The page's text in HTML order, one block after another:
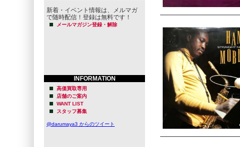
新着・イベント情報は、メルマガ
で随時配信！登録は無料です！
メールマガジン登録・解除
INFORMATION
高価買取専用
店舗のご案内
WANT LIST
スタッフ募集
@darumaya3 からのツイート